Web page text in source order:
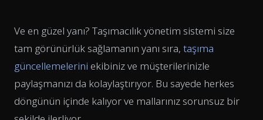
Ve en güzel yanı? Taşımacılık yönetim sistemi size
tam görünürlük sağlamanın yanı sıra, taşıma
güncellemelerini ekibiniz ve müşterilerinizle
paylaşmanızı da kolaylaştırıyor. Bu sayede herkes
döngünün içinde kalıyor ve mallarınız sorunsuz bir